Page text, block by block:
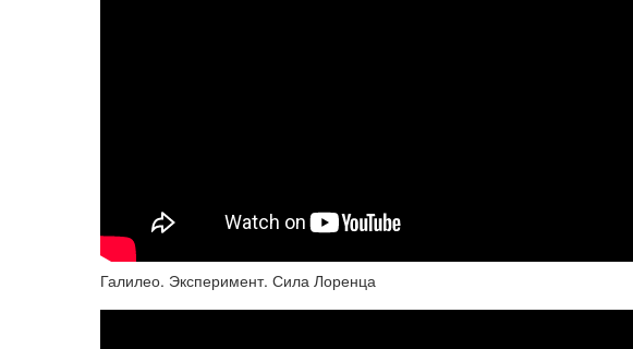
Галилео. Эксперимент. Сила Лоренца